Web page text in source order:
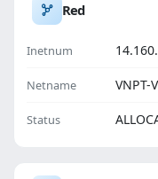
Red
Inetnum
Netname VNPT-
Status